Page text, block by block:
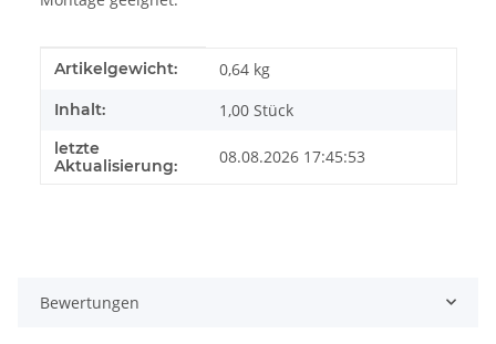
Produkteigenschaft
Wert
Artikelgewicht: 0,64 kg
Inhalt: 1,00 Stück
letzte
Aktualisierung:
08.08.2026 17:45:53
Bewertungen